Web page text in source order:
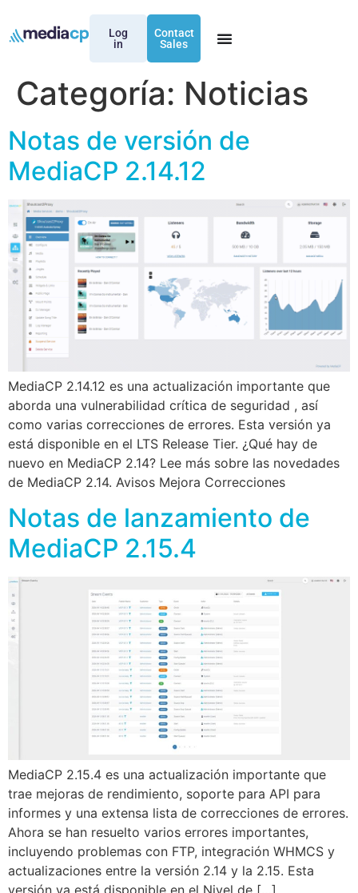
Log
in
Contact
Sales
Categoría: Noticias
Notas de versión de
MediaCP 2.14.12
MediaCP 2.14.12 es una actualización importante que
aborda una vulnerabilidad crítica de seguridad , así
como varias correcciones de errores. Esta versión ya
está disponible en el LTS Release Tier. ¿Qué hay de
nuevo en MediaCP 2.14? Lee más sobre las novedades
de MediaCP 2.14. Avisos Mejora Correcciones
Notas de lanzamiento de
MediaCP 2.15.4
MediaCP 2.15.4 es una actualización importante que
trae mejoras de rendimiento, soporte para API para
informes y una extensa lista de correcciones de errores.
Ahora se han resuelto varios errores importantes,
incluyendo problemas con FTP, integración WHMCS y
actualizaciones entre la versión 2.14 y la 2.15. Esta
versión ya está disponible en el Nivel de […]